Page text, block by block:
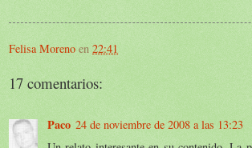
Felisa Moreno en 22:41
17 comentarios:
Paco 24 de noviembre de 2008 a las 13:23